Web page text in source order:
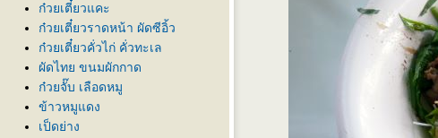
ก๋วยเตี๋ยวแคะ
ก๋วยเตี๋ยวราดหน้า ผัดซีอิ้ว
ก๋วยเตี๋ยวคั่วไก่ คั่วทะเล
ผัดไทย ขนมผักกาด
ก๋วยจั๊บ เลือดหมู
ข้าวหมูแดง
เป็ดย่าง